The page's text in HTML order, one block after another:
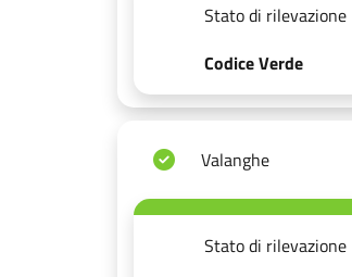
Stato di rilevazione
Codice Verde
Valanghe
Stato di rilevazione